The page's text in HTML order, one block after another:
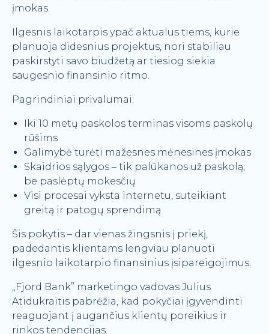
įmokas.
Ilgesnis laikotarpis ypač aktualus tiems, kurie
planuoja didesnius projektus, nori stabiliau
paskirstyti savo biudžetą ar tiesiog siekia
saugesnio finansinio ritmo.
Pagrindiniai privalumai:
Iki 10 metų paskolos terminas visoms paskolų
rūšims
Galimybė turėti mažesnes mėnesines įmokas
Skaidrios sąlygos – tik palūkanos už paskolą,
be paslėptų mokesčių
Visi procesai vyksta internetu, suteikiant
greitą ir patogų sprendimą
Šis pokytis – dar vienas žingsnis į priekį,
padedantis klientams lengviau planuoti
ilgesnio laikotarpio finansinius įsipareigojimus.
„Fjord Bank” marketingo vadovas Julius
Atidukraitis pabrėžia, kad pokyčiai įgyvendinti
reaguojant į augančius klientų poreikius ir
rinkos tendencijas.